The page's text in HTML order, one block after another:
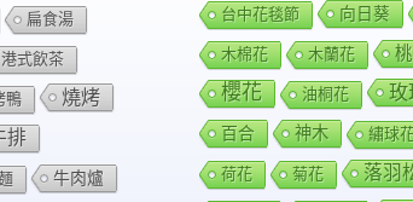
扁食湯
港式飲茶
鴨 燒烤
排
牛肉爐
台中花毯節 向日葵
木棉花 木蘭花
櫻花 油桐花 玫
百合 神木 繡球
荷花 菊花 落羽